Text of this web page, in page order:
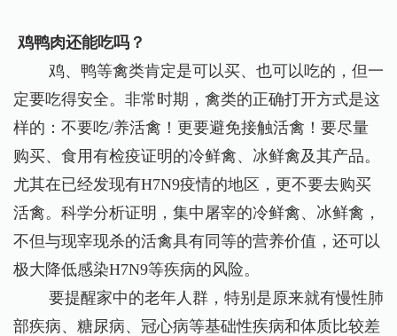
鸡鸭肉还能吃吗？
鸡、鸭等禽类肯定是可以买、也可以吃的，但一
定要吃得安全。非常时期，禽类的正确打开方式是这
样的：不要吃/养活禽！更要避免接触活禽！要尽量
购买、食用有检疫证明的冷鲜禽、冰鲜禽及其产品。
尤其在已经发现有H7N9疫情的地区，更不要去购买
活禽。科学分析证明，集中屠宰的冷鲜禽、冰鲜禽，
不但与现宰现杀的活禽具有同等的营养价值，还可以
极大降低感染H7N9等疾病的风险。
要提醒家中的老年人群，特别是原来就有慢性肺
部疾病、糖尿病、冠心病等基础性疾病和体质比较差